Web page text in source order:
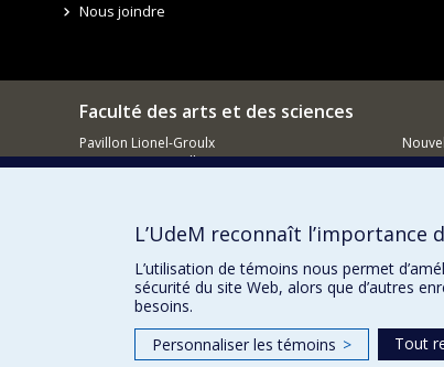
Nous joindre
Faculté des arts et des sciences
Pavillon Lionel-Groulx
3150, rue Jean-Brillant
L’UdeM reconnaît l’importance
L’utilisation de témoins nous permet
sécurité du site Web, alors que d’autres
besoins.
Personnaliser les témoins > Tout